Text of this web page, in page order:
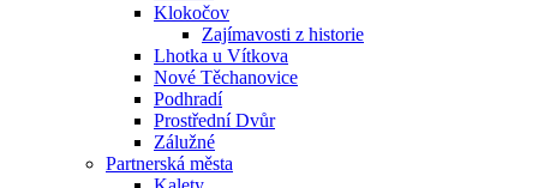
Klokočov
Zajímavosti z historie
Lhotka u Vítkova
Nové Těchanovice
Podhradí
Prostřední Dvůr
Zálužné
Partnerská města